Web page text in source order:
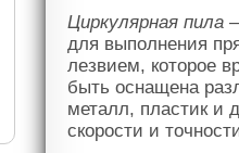
Циркулярная пила
для выполнения
лезвием, которое
быть оснащена
металл, пластик и
скорости и